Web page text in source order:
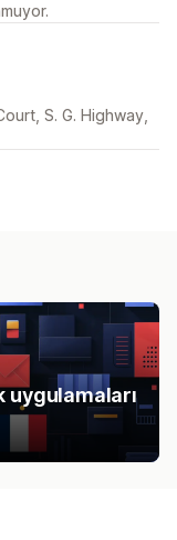
S. G. Highway,
uygulamaları